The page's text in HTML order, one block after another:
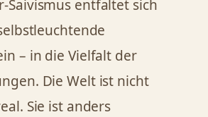
Śaivismus entfaltet sich
– in die Vielfalt der
Die Welt ist nicht
Sie ist anders